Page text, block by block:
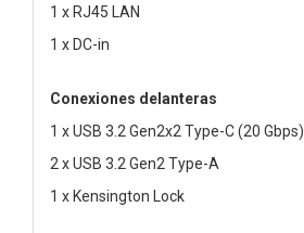
1 x RJ45 LAN
1 x DC-in
Conexiones delanteras
1 x USB 3.2 Gen2x2 Type-C (20 Gbps)
2 x USB 3.2 Gen2 Type-A
1 x Kensington Lock